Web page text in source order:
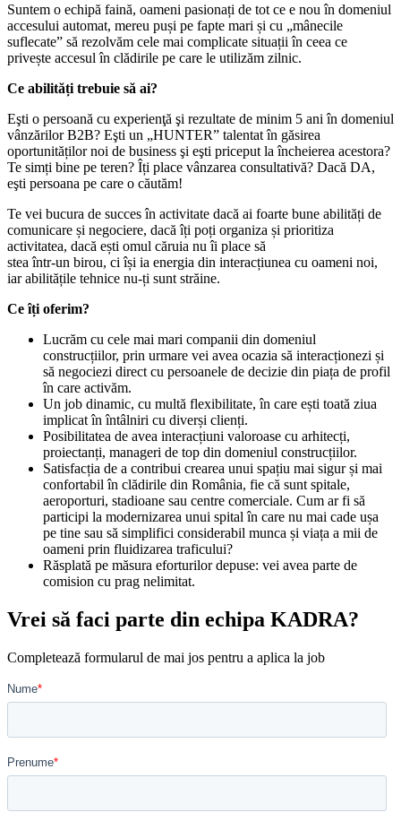
Suntem o echipă faină, oameni pasionați de tot ce e nou în domeniul
accesului automat, mereu puși pe fapte mari și cu „mânecile
suflecate” să rezolvăm cele mai complicate situații în ceea ce
privește accesul în clădirile pe care le utilizăm zilnic.
Ce abilități trebuie să ai?
Eşti o persoană cu experienţă şi rezultate de minim 5 ani în domeniul
vânzărilor B2B? Eşti un „HUNTER” talentat în găsirea
oportunităților noi de business şi eşti priceput la încheierea acestora?
Te simți bine pe teren? Îți place vânzarea consultativă? Dacă DA,
eşti persoana pe care o căutăm!
Te vei bucura de succes în activitate dacă ai foarte bune abilități de
comunicare și negociere, dacă îți poți organiza și prioritiza
activitatea, dacă ești omul căruia nu îi place să
stea într-un birou, ci își ia energia din interacțiunea cu oameni noi,
iar abilitățile tehnice nu-ți sunt străine.
Ce îți oferim?
Lucrăm cu cele mai mari companii din domeniul
construcțiilor, prin urmare vei avea ocazia să interacționezi și
să negociezi direct cu persoanele de decizie din piața de profil
în care activăm.
Un job dinamic, cu multă flexibilitate, în care ești toată ziua
implicat în întâlniri cu diverși clienți.
Posibilitatea de avea interacțiuni valoroase cu arhitecți,
proiectanți, manageri de top din domeniul construcțiilor.
Satisfacția de a contribui crearea unui spațiu mai sigur și mai
confortabil în clădirile din România, fie că sunt spitale,
aeroporturi, stadioane sau centre comerciale. Cum ar fi să
participi la modernizarea unui spital în care nu mai cade ușa
pe tine sau să simplifici considerabil munca și viața a mii de
oameni prin fluidizarea traficului?
Răsplată pe măsura eforturilor depuse: vei avea parte de
comision cu prag nelimitat.
Vrei să faci parte din echipa KADRA?
Completează formularul de mai jos pentru a aplica la job